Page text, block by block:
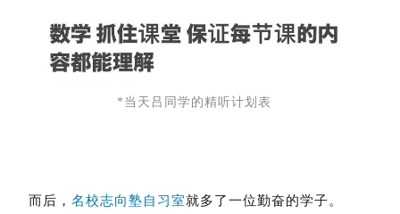
*当天吕同学的精听计划表
而后， 名校志向塾自习室就多了一位勤奋的学子。